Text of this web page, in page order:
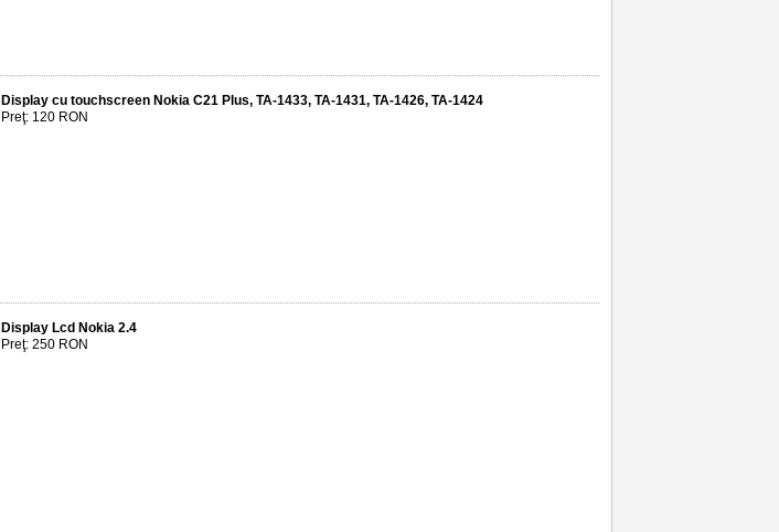
Display cu touchscreen Nokia C21 Plus, TA-1433, TA-1431, TA-1426, TA-1424
Preţ: 120 RON
Display Lcd Nokia 2.4
Preţ: 250 RON